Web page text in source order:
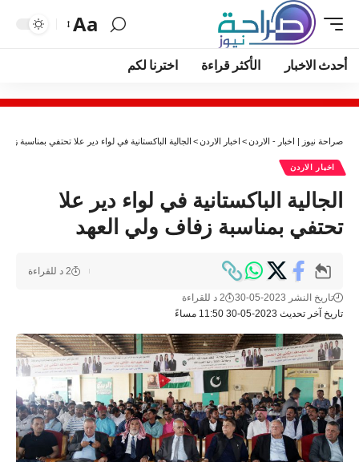
Aa
أحدث الاخبار الأكثر قراءة اخترنا لكم
صراحة نيوز | اخبار - الاردن> اخبار الاردن> الجالية الباكستانية في لواء دير علا تحتفي بمناسبة
اخبار الاردن
الجالية الباكستانية في لواء دير علا
تحتفي بمناسبة زفاف ولي العهد
تاريخ آخر تحديث 2023-05-30 11:50 مساءً
تاريخ النشر 2023-05-30 2 د للقراءة
2 د للقراءة